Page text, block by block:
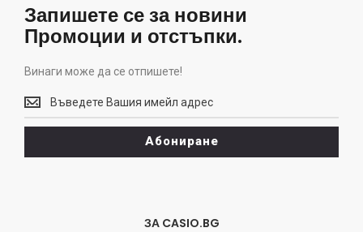
Запишете се за новини
Промоции и отстъпки.
Винаги може да се отпишете!
Винаги
може
да
отпишете!
Абониране
ЗА CASIO.BG